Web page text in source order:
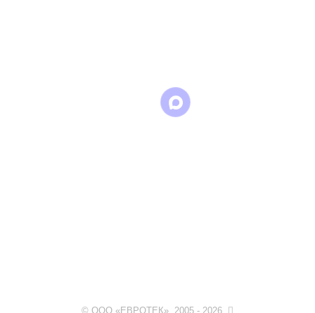
© ООО «ЕВРОТЕК». 2005 - 2026.